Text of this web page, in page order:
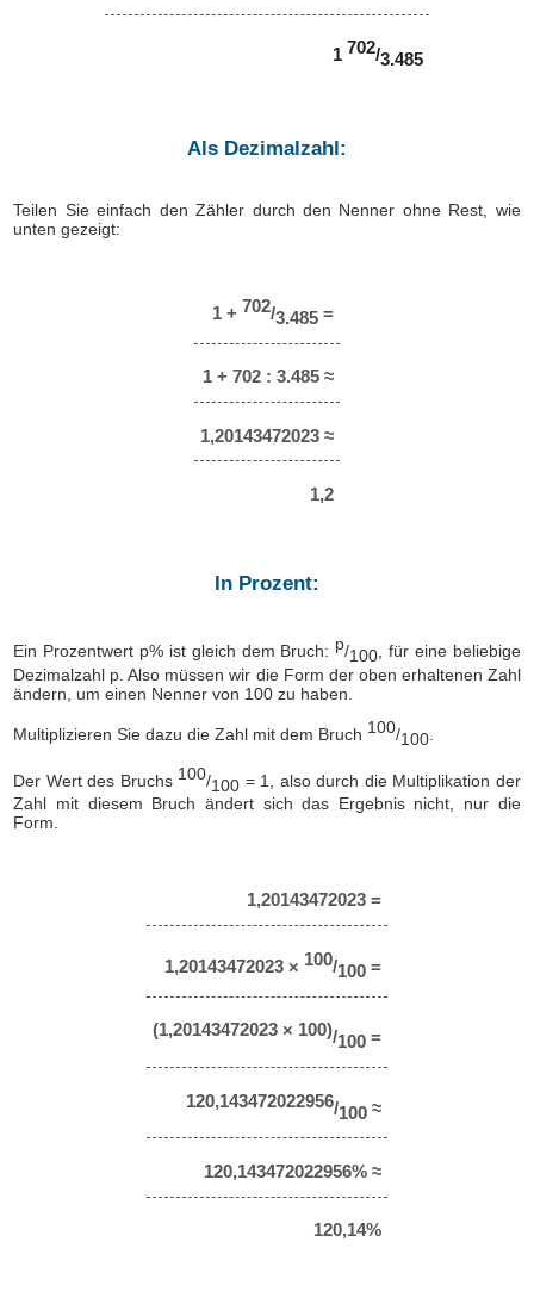
1 702/3.485
Als Dezimalzahl:
Teilen Sie einfach den Zähler durch den Nenner ohne Rest, wie
unten gezeigt:
1 + 702/3.485 =
1 + 702 : 3.485 ≈
1,20143472023 ≈
1,2
In Prozent:
Ein Prozentwert p% ist gleich dem Bruch: p/100 , für eine beliebige
Dezimalzahl p. Also müssen wir die Form der oben erhaltenen Zahl
ändern, um einen Nenner von 100 zu haben.
Multiplizieren Sie dazu die Zahl mit dem Bruch 100/100
Der Wert des Bruchs 100/100 = 1, also durch die Multiplikation der
Zahl mit diesem Bruch ändert sich das Ergebnis nicht, nur die
Form.
1,20143472023 =
1,20143472023 × 100/100 =
(1,20143472023 × 100)/100 =
120,143472022956/100 ≈
120,143472022956% ≈
120,14%